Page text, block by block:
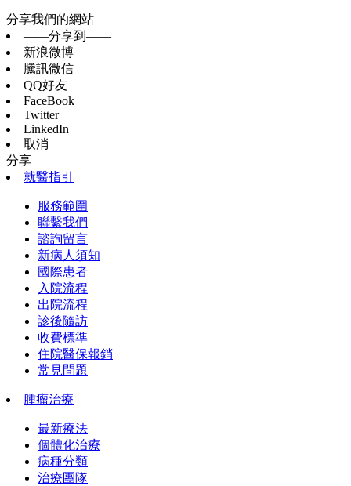
分享我們的網站
——分享到——
新浪微博
騰訊微信
QQ好友
FaceBook
Twitter
LinkedIn
取消
分享
就醫指引
服務範圍
聯繫我們
諮詢留言
新病人須知
國際患者
入院流程
出院流程
診後隨訪
收費標準
住院醫保報銷
常見問題
腫瘤治療
最新療法
個體化治療
病種分類
治療團隊